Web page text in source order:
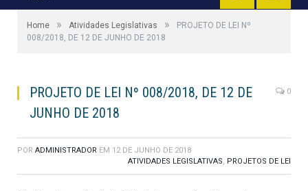
Home » Atividades Legislativas »
PROJETO DE LEI Nº
008/2018, DE 12 DE JUNHO DE 2018
PROJETO DE LEI Nº 008/2018, DE 12 DE
JUNHO DE 2018
0
POR ADMINISTRADOR EM 12 DE JUNHO DE 2018
ATIVIDADES LEGISLATIVAS, PROJETOS DE LEI